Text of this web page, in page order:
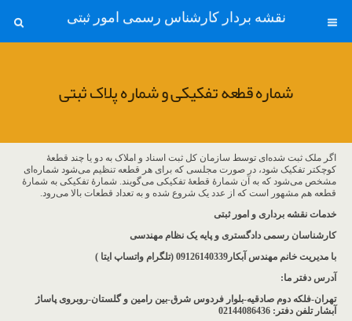
نقشه بردار کارشناس رسمی امور ثبتی
شماره قطعه تفکیکی و شماره پلاک ثبتی
اگر ملک ثبت شده‌ای توسط سازمان کل ثبت اسناد و املاک به دو یا چند قطعۀ
کوچکتر تفکیک شود، در صورت‎ مجلسی که برای هر قطعه تنظیم می‌شود شماره‌ای
مشخص می‌شود که به آن شمارۀ قطعۀ تفکیکی می‌گویند. شمارۀ تفکیکی به شمارۀ
قطعه هم مشهور است که از عدد یک شروع شده و به تعداد قطعات بالا می‌رود.
خدمات نقشه برداری و امور ثبتی
کارشناسان رسمی دادگستری و پایه یک نظام مهندسی
با مدیریت خانم مهندس آبکار09126140339 (تلگرام واتساپ ایتا )
آدرس دفتر ما:
تهران-فلکه دوم صادقیه-بلوار فردوس شرق-بین رامین و گلستان-روبروی پاساژ
آبشار تلفن دفتر: 02144086436